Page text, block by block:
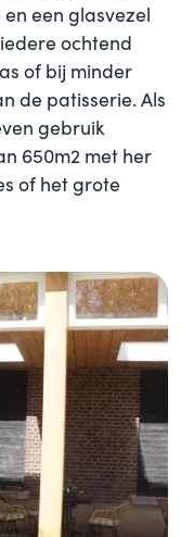
een glasvezel
ochtend
of bij minder
de patisserie. Als
gebruik
650m2 met her
of het grote